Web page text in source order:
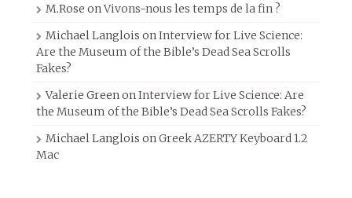
M.Rose onVivons-nous les temps de la fin ?
Michael Langlois onInterview for Live Science:
Are the Museum of the Bible’s Dead Sea Scrolls
Fakes?
Valerie GreenonInterview for Live Science: Are
the Museum of the Bible’s Dead Sea Scrolls Fakes?
Michael Langlois onGreek AZERTY Keyboard 1.2
Mac